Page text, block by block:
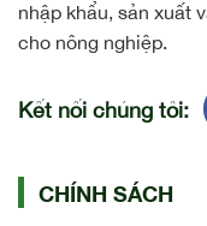
nhập khẩu, sản xuất
cho nông nghiệp.
Kết nối chúng tôi:
CHÍNH SÁCH